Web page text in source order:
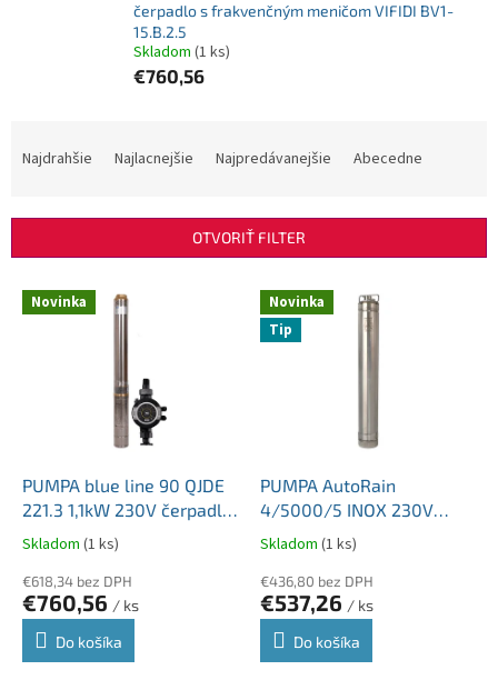
čerpadlo s frakvenčným meničom VIFIDI BV1-
15.B.2.5
Skladom (1 ks)
€760,56
i
Najdrahšie Najlacnejšie Najpredávanejšie Abecedne
OTVORIŤ FILTER
V Novinka
PUMPA blue line 90 QJDE
221.3 1,1kW 230V čerpadlo
s frakvenčným meničom
VIFIDI BV1-15.B.2.5
Skladom (1 ks)
€618,34 bez DPH
€760,56 / ks
Do košíka
Novinka
Tip
PUMPA AutoRain
4/5000/5 INOX 230V
automatické 4" ponorné
čerpadlo ZB00074320
Skladom (1 ks)
€436,80 bez DPH
€537,26 / ks
Do košíka